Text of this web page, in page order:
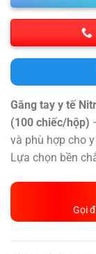
Găng tay y tế
(100 chiếc/hộp)
và phù hợp cho
Lựa chọn bền
Gọi